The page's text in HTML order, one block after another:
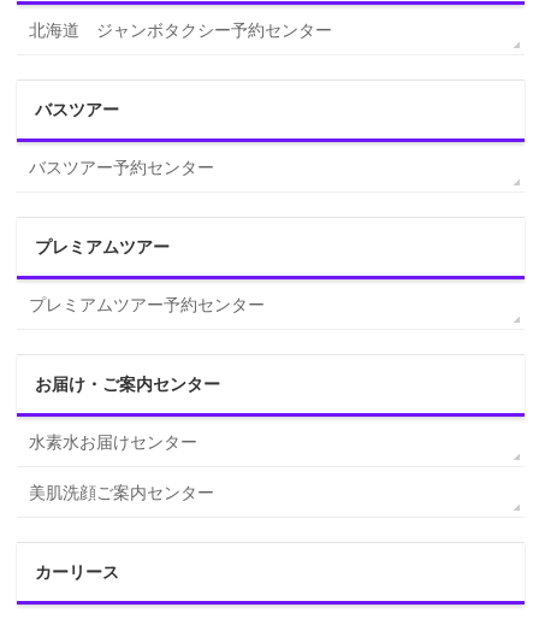
北海道 ジャンボタクシー予約センター
バスツアー
バスツアー予約センター
プレミアムツアー
プレミアムツアー予約センター
お届け・ご案内センター
水素水お届けセンター
美肌洗顔ご案内センター
カーリース